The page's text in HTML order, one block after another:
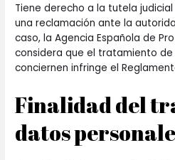
Tiene derecho a la tutela
una reclamación ante la
caso, la Agencia Española de
considera que el tratamiento
conciernen infringe el
Finalidad del
datos